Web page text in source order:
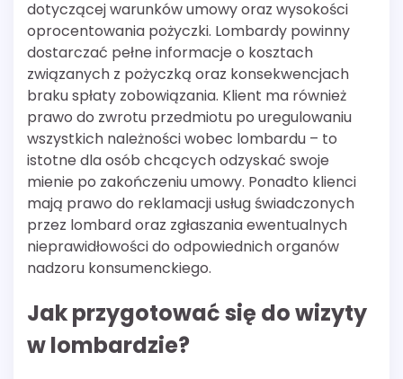
dotyczącej warunków umowy oraz wysokości
oprocentowania pożyczki. Lombardy powinny
dostarczać pełne informacje o kosztach
związanych z pożyczką oraz konsekwencjach
braku spłaty zobowiązania. Klient ma również
prawo do zwrotu przedmiotu po uregulowaniu
wszystkich należności wobec lombardu – to
istotne dla osób chcących odzyskać swoje
mienie po zakończeniu umowy. Ponadto klienci
mają prawo do reklamacji usług świadczonych
przez lombard oraz zgłaszania ewentualnych
nieprawidłowości do odpowiednich organów
nadzoru konsumenckiego.
Jak przygotować się do wizyty
w lombardzie?